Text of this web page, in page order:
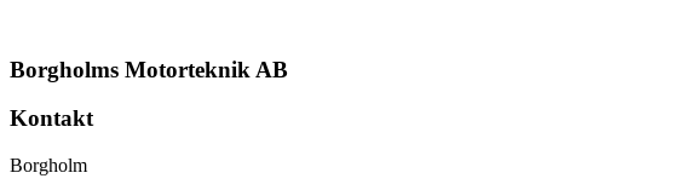
Borgholms Motorteknik AB
Kontakt
Borgholm